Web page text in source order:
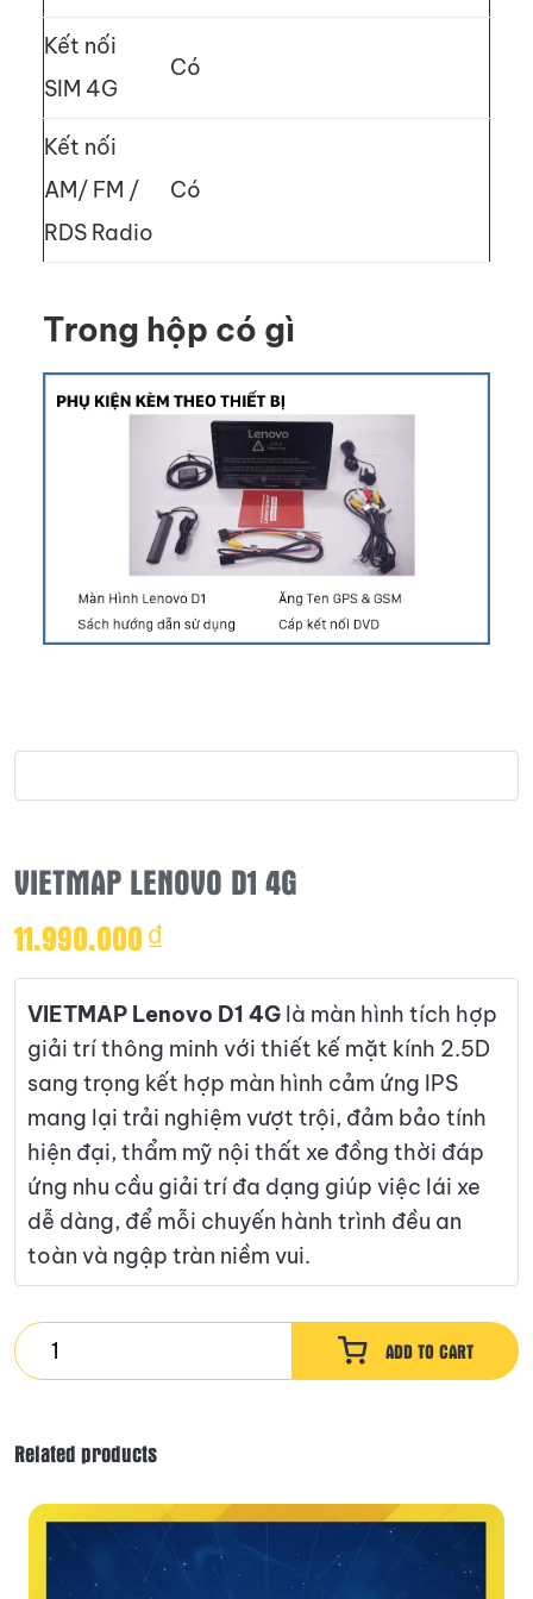
Kết nối
SIM 4G
Có
Kết nối
AM/ FM /
RDS Radio
Có
Trong hộp có gì
VIETMAP LENOVO D1 4G
11.990.000₫
VIETMAP Lenovo D1 4G là màn hình tích hợp
giải trí thông minh với thiết kế mặt kính 2.5D
sang trọng kết hợp màn hình cảm ứng IPS
mang lại trải nghiệm vượt trội, đảm bảo tính
hiện đại, thẩm mỹ nội thất xe đồng thời đáp
ứng nhu cầu giải trí đa dạng giúp việc lái xe
dễ dàng, để mỗi chuyến hành trình đều an
toàn và ngập tràn niềm vui.
VIETMAP
LENOVO
ADD TO CART
Related products